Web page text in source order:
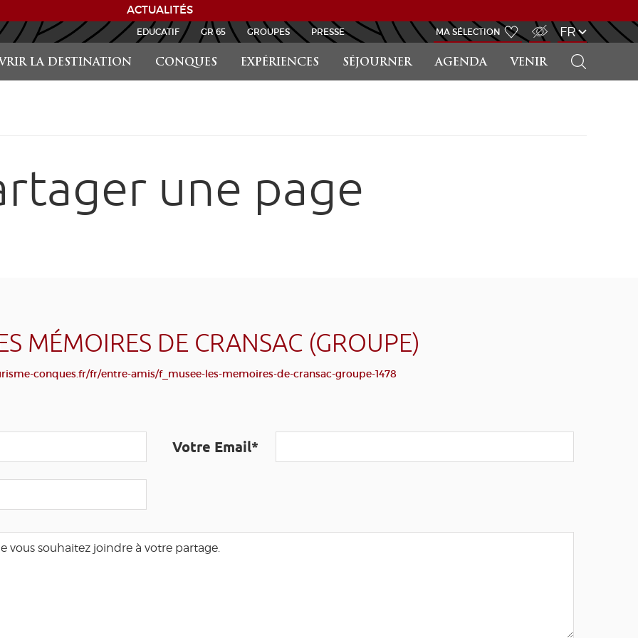
ACTUALITÉS
LA DESTINATION CONQUES EXPÉRIENCES SÉJOURNER AGENDA VENIR
EDUCATIF GR 65 GROUPES PRESSE MA SÉLECTION FR
une page
MÉMOIRES DE CRANSAC (GROUPE)
conques.fr/fr/entre-amis/f_musee-les-memoires-de-cransac-groupe-1478
Votre Email*